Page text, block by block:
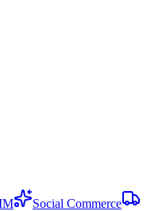
Social Commerce